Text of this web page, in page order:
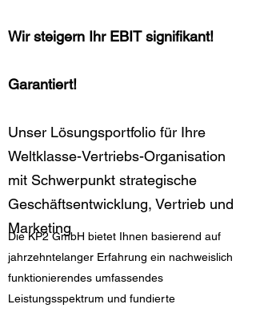
Wir steigern Ihr EBIT signifikant!
Garantiert!
Unser Lösungsportfolio für Ihre
Weltklasse-Vertriebs-Organisation
mit Schwerpunkt strategische
Geschäftsentwicklung, Vertrieb und
Marketing
Die KP2 GmbH bietet Ihnen basierend auf
jahrzehntelanger Erfahrung ein nachweislich
funktionierendes umfassendes
Leistungsspektrum und fundierte